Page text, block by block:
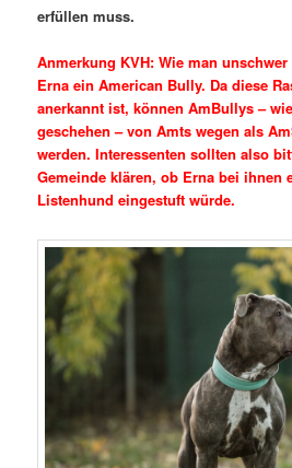
erfüllen muss.
Anmerkung KVH: Wie man
Erna ein American Bully. Da diese
anerkannt ist, können AmBullys –
geschehen – von Amts wegen als
werden. Interessenten sollten also
Gemeinde klären, ob Erna bei ihnen
Listenhund eingestuft würde.